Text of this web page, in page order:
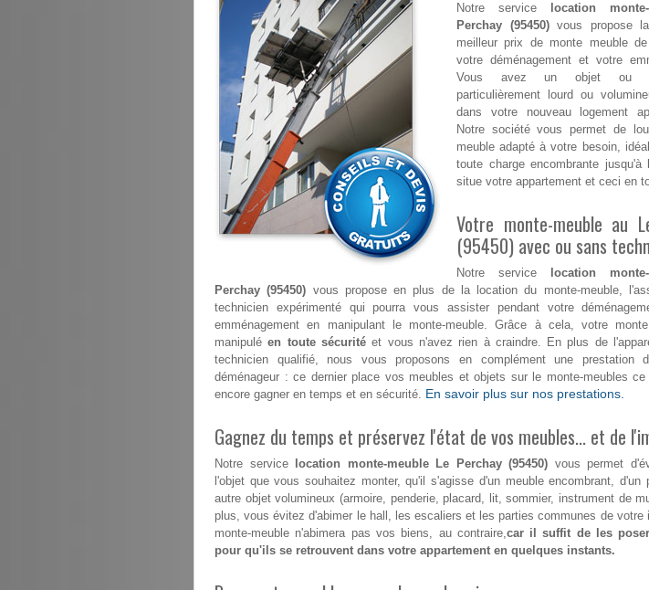
Notre service
location
Perchay (95450)vous propose
meilleur prix de monte meuble
votre déménagement et votre
Vous avez un objet ou
particulièrement lourd ou
dans votre nouveau logement
Notre société vous permet de
meuble adapté à votre besoin,
toute charge encombrante jusqu'à
situe votre appartement et ceci en
Votre monte-meuble au
(95450) avec ou sans
Notre service
location
Perchay (95450) vous propose en plus de la location du monte-meuble,
technicien expérimenté qui pourra vous assister pendant votre
emménagement en manipulant le monte-meuble. Grâce à cela, votre
manipuléen toute sécuritéet vous n'avez rien à craindre. En plus de
technicien qualifié, nous vous proposons en complément une prestation
déménageur : ce dernier place vos meubles et objets sur le monte-meubles
encore gagner en temps et en sécurité. En savoir plus sur nos prestations.
Gagnez du temps et préservez l'état de vos meubles... et de
Notre service location monte-meuble Le Perchay (95450) vous permet
l'objet que vous souhaitez monter, qu'il s'agisse d'un meuble encombrant, d'un
autre objet volumineux (armoire, penderie, placard, lit, sommier, instrument de
plus, vous évitez d'abimer le hall, les escaliers et les parties communes de votre
monte-meuble n'abimera pas vos biens, au contraire,car il suffit de les
pour qu'ils se retrouvent dans votre appartement en quelques instants.